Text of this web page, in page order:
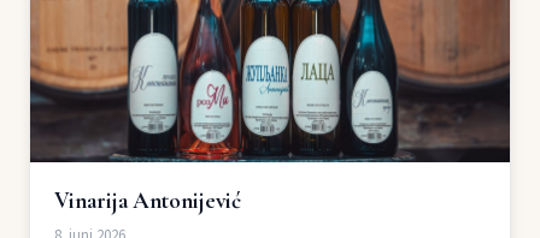
Vinarija Antonijević